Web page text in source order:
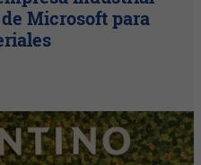
Microsoft para